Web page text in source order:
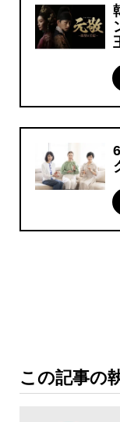
この記事の